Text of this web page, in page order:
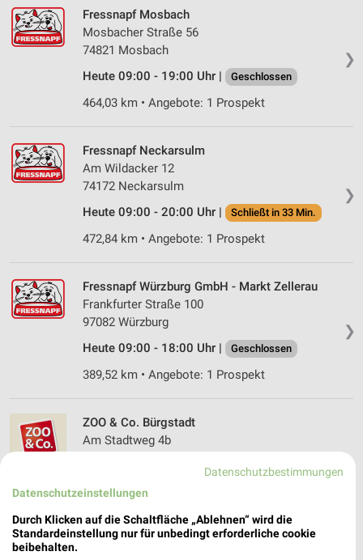
❯
Fressnapf Mosbach
Mosbacher Straße 56
74821 Mosbach
Heute 09:00 - 19:00 Uhr |
Geschlossen
464,03 km • Angebote: 1 Prospekt
❯
Fressnapf Neckarsulm
Am Wildacker 12
74172 Neckarsulm
Heute 09:00 - 20:00 Uhr |
Schließt in 33 Min.
472,84 km • Angebote: 1 Prospekt
❯
Fressnapf Würzburg GmbH - Markt Zellerau
Frankfurter Straße 100
97082 Würzburg
Heute 09:00 - 18:00 Uhr |
Geschlossen
389,52 km • Angebote: 1 Prospekt
❯
ZOO & Co. Bürgstadt
Am Stadtweg 4b
Datenschutzbestimmungen
Datenschutzeinstellungen
Durch Klicken auf die Schaltfläche „Ablehnen“ wird die
Standardeinstellung nur für unbedingt erforderliche cookie
beibehalten.